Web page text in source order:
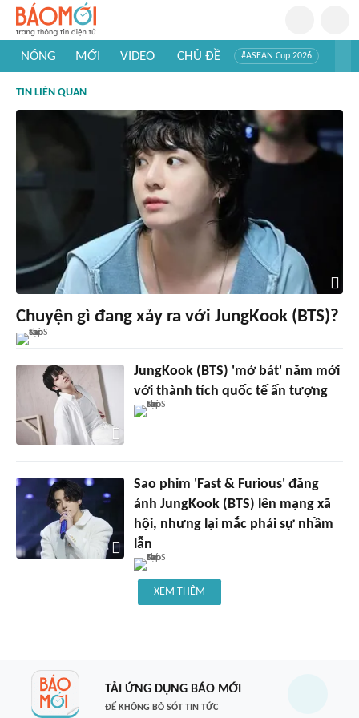
NÓNG MỚI VIDEO CHỦ ĐỀ #ASEAN Cup 2026
#Khám phá thế giới
TIN LIÊN QUAN
Chuyện gì đang xảy ra với JungKook (BTS)?
JungKook (BTS) 'mở bát' năm mới
với thành tích quốc tế ấn tượng
Sao phim 'Fast & Furious' đăng
ảnh JungKook (BTS) lên mạng xã
hội, nhưng lại mắc phải sự nhầm
lẫn
XEM THÊM
TẢI ỨNG DỤNG BÁO MỚI
ĐỂ KHÔNG BỎ SÓT TIN TỨC